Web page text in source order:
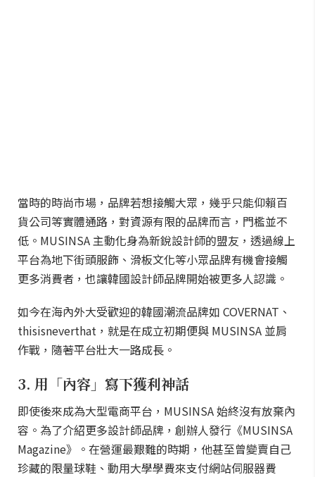
當時的時尚市場，品牌若想接觸大眾，幾乎只能仰賴百
貨公司等實體通路，對資源有限的品牌而言，門檻並不
低。MUSINSA 主動化身為新銳設計師的盟友，透過線上
平台為地下街頭服飾、滑板文化等小眾品牌有機會接觸
更多消費者，也讓韓國設計師品牌開始被更多人認識。
如今在海內外大受歡迎的韓國潮流品牌如 COVERNAT、
thisisneverthat，就是在成立初期便與 MUSINSA 並肩
作戰，隨著平台壯大一路成長。
3. 用「內容」寫下獲利神話
即使後來成為大型電商平台，MUSINSA 始終沒有放棄內
容。為了介紹更多設計師品牌，創辦人發行《MUSINSA
Magazine》。在營運最艱難的時期，他甚至曾變賣自己
珍藏的限量球鞋、動用大學學費來支付網站伺服器費